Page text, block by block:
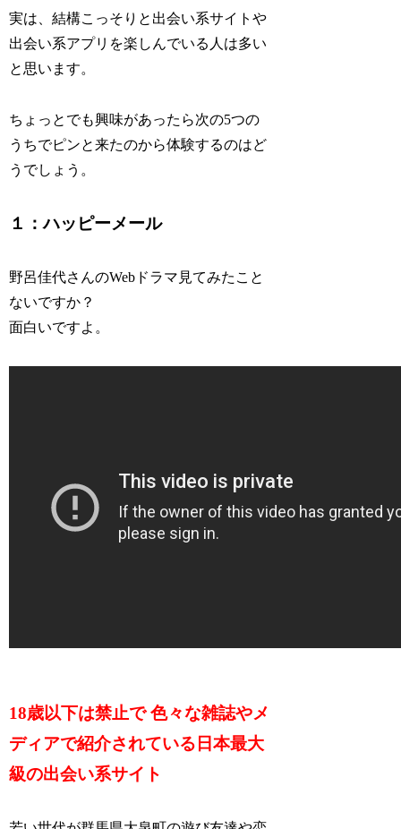
実は、結構こっそりと出会い系サイトや
出会い系アプリを楽しんでいる人は多い
と思います。
ちょっとでも興味があったら次の5つの
うちでピンと来たのから体験するのはど
うでしょう。
１：ハッピーメール
野呂佳代さんのWebドラマ見てみたこと
ないですか？
面白いですよ。
18歳以下は禁止で 色々な雑誌やメ
ディアで紹介されている日本最大
級の出会い系サイト